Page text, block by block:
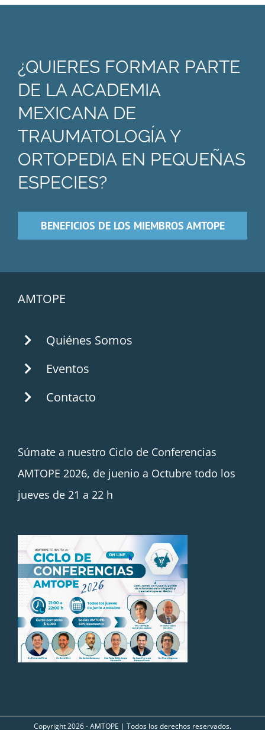
¿QUIERES FORMAR PARTE
DE LA ACADEMIA
MEXICANA DE
TRAUMATOLOGÍA Y
ORTOPEDIA EN PEQUEÑAS
ESPECIES?
BENEFICIOS DE LOS MIEMBROS AMTOPE
AMTOPE
Quiénes Somos
Eventos
Contacto
Súmate a nuestro Ciclo de Conferencias
AMTOPE 2026, de juenio a Octubre todo los
jueves de 21 a 22 h
Copyright2026 - AMTOPE | Todos los derechos reservados.